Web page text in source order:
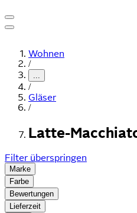
Wohnen
/
...
/
Gläser
/
Latte-
Filter überspringen
Marke
Farbe
Bewertungen
Lieferzeit